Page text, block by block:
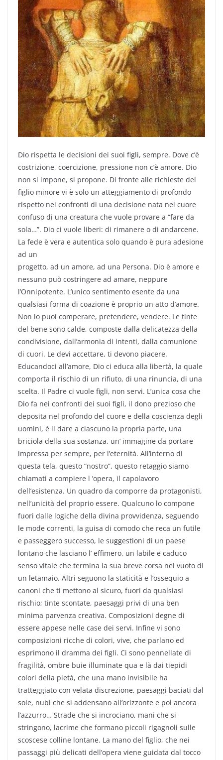
Dio rispetta le decisioni dei suoi figli, sempre. Dove c’è
costrizione, coercizione, pressione non c’è amore. Dio
non si impone, si propone. Di fronte alle richieste del
figlio minore vi è solo un atteggiamento di profondo
rispetto nei confronti di una decisione nata nel cuore
confuso di una creatura che vuole provare a “fare da
sola…”. Dio ci vuole liberi: di rimanere o di andarcene.
La fede è vera e autentica solo quando è pura adesione
ad un
progetto, ad un amore, ad una Persona. Dio è amore e
nessuno può costringere ad amare, neppure
l’Onnipotente. L’unico sentimento esente da una
qualsiasi forma di coazione è proprio un atto d’amore.
Non lo puoi comperare, pretendere, vendere. Le tinte
del bene sono calde, composte dalla delicatezza della
condivisione, dall’armonia di intenti, dalla comunione
di cuori. Le devi accettare, ti devono piacere.
Educandoci all’amore, Dio ci educa alla libertà, la quale
comporta il rischio di un rifiuto, di una rinuncia, di una
scelta. Il Padre ci vuole figli, non servi. L’unica cosa che
Dio fa nei confronti dei suoi figli, il dono prezioso che
deposita nel profondo del cuore e della coscienza degli
uomini, è il dare a ciascuno la propria parte, una
briciola della sua sostanza, un’ immagine da portare
impressa per sempre, per l’eternità. All’interno di
questa tela, questo “nostro”, questo retaggio siamo
chiamati a compiere l ’opera, il capolavoro
dell’esistenza. Un quadro da comporre da protagonisti,
nell’unicità del proprio essere. Qualcuno lo compone
fuori dalle logiche della divina provvidenza, seguendo
le mode correnti, la guisa di comodo che reca un futile
e passeggero successo, le suggestioni di un paese
lontano che lasciano l’ effimero, un labile e caduco
senso vitale che termina la sua breve corsa nel vuoto di
un letamaio. Altri seguono la staticità e l’ossequio a
canoni che ti mettono al sicuro, fuori da qualsiasi
rischio; tinte scontate, paesaggi privi di una ben
minima parvenza creativa. Composizioni degne di
essere appese nelle case dei servi. Infine vi sono
composizioni ricche di colori, vive, che parlano ed
esprimono il dramma dei figli. Ci sono pennellate di
fragilità, ombre buie illuminate qua e là dai tiepidi
colori della pietà, che una mano invisibile ha
tratteggiato con velata discrezione, paesaggi baciati dal
sole, nubi che si addensano all’orizzonte e poi ancora
l’azzurro… Strade che si incrociano, mani che si
stringono, lacrime che formano piccoli rigagnoli sulle
scoscese colline lontane. La mano del figlio, che nei
passaggi più delicati dell’opera viene guidata dal tocco